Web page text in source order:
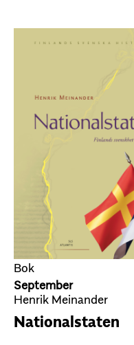
Bok
September
Henrik Meinander
Nationalstaten